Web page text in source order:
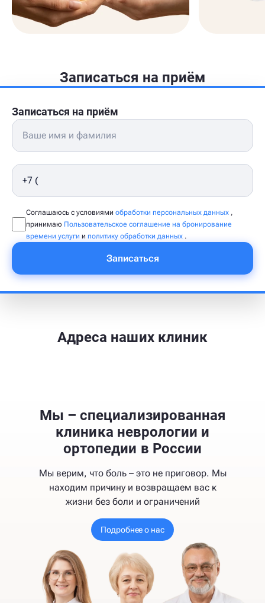
Записаться на приём
Записаться на приём
Соглашаюсь с условиями обработки персональных данных ,
принимаю Пользовательское соглашение на бронирование
времени услуги и политику обработки данных .
Записаться
Адреса наших клиник
Мы – специализированная
клиника неврологии и
ортопедии в России
Мы верим, что боль – это не приговор. Мы
находим причину и возвращаем вас к
жизни без боли и ограничений
Подробнее о нас